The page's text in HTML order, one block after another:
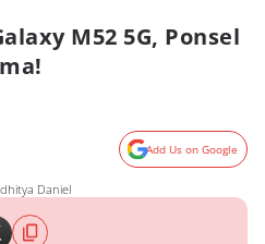
M52 5G, Ponsel
Add Us on Google
Daniel